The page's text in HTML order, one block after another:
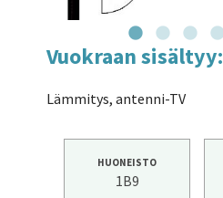
Vuokraan sisältyy:
Lämmitys, antenni-TV
HUONEISTO
1B9